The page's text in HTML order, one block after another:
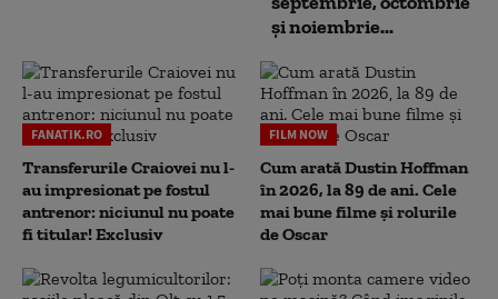
și noiembrie...
FANATIK.RO
Transferurile Craiovei nu l-
au impresionat pe fostul
antrenor: niciunul nu poate
fi titular! Exclusiv
FILM NOW
Cum arată Dustin Hoffman
în 2026, la 89 de ani. Cele
mai bune filme și rolurile
de Oscar